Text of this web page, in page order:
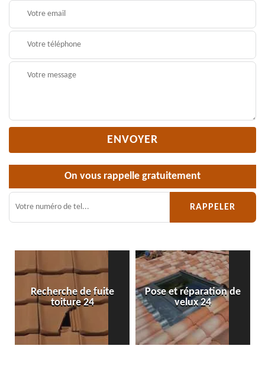
On vous rappelle gratuitement
Recherche de fuite
toiture 24
Pose et réparation de
velux 24